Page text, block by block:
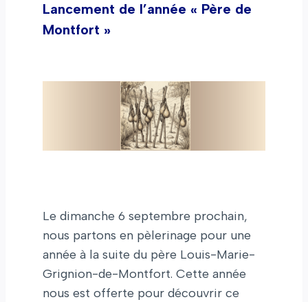
Lancement de l’année « Père de
Montfort »
Le dimanche 6 septembre prochain,
nous partons en pèlerinage pour une
année à la suite du père Louis-Marie-
Grignion-de-Montfort. Cette année
nous est offerte pour découvrir ce